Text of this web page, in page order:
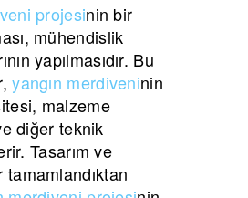
projesinin bir
mühendislik
yapılmasıdır. Bu
yangın merdiveninin
malzeme
diğer teknik
Tasarım ve